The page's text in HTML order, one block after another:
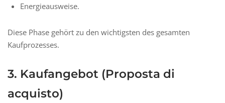
Energieausweise.
Diese Phase gehört zu den wichtigsten des gesamten
Kaufprozesses.
3. Kaufangebot (Proposta di
acquisto)